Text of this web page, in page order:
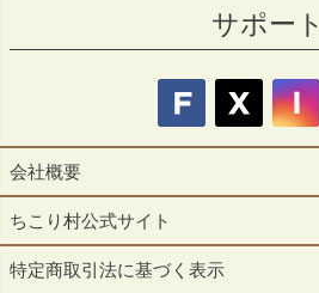
サポート
会社概要
ちこり村公式サイト
特定商取引法に基づく表示